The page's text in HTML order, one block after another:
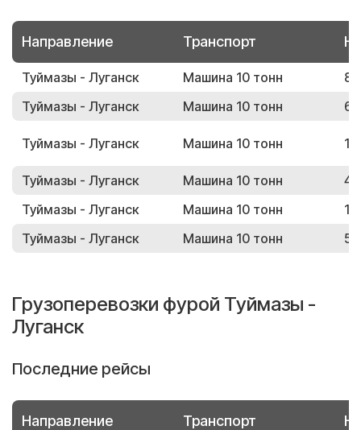
Направление Транспорт
Туймазы - Луганск Машина 10 тонн
Туймазы - Луганск
Машина 10 тонн
Туймазы - Луганск Машина 10 тонн
Туймазы - Луганск Машина 10 тонн
Туймазы - Луганск
Машина 10 тонн
Туймазы - Луганск
Машина 10 тонн
Грузоперевозки фурой Туймазы -
Луганск
Последние рейсы
Направление Транспорт